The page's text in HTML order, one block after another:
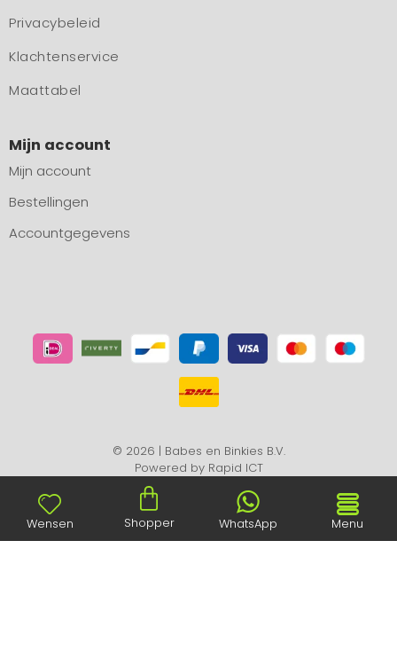
Privacybeleid
Klachtenservice
Maattabel
Mijn account
Mijn account
Bestellingen
Accountgegevens
© 2026 | Babes en Binkies B.V.
Powered by Rapid ICT
Wensen Shopper WhatsApp Menu